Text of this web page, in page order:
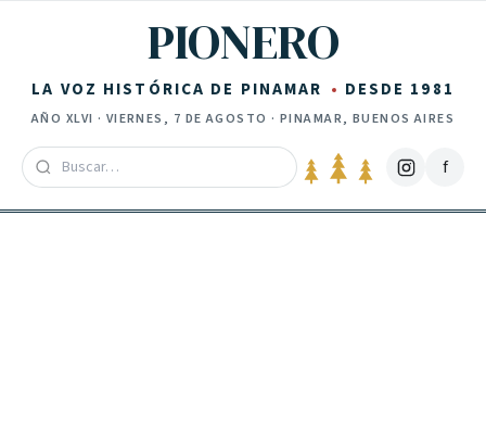
PIONERO
LA VOZ HISTÓRICA DE PINAMAR DESDE 1981
AÑO XLVI · VIERNES, 7 DE AGOSTO · PINAMAR, BUENOS AIRES
f